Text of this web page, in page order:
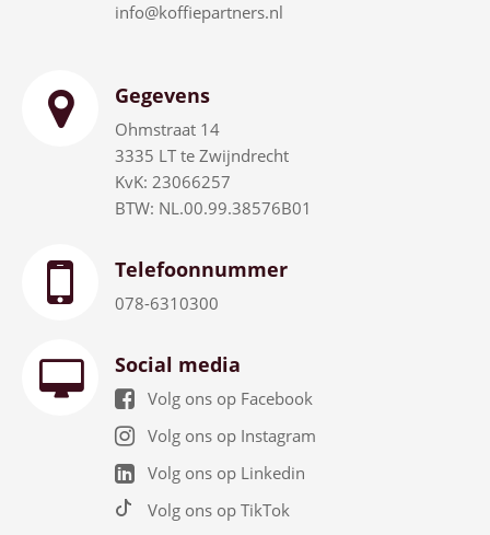
info@koffiepartners.nl
Gegevens
Ohmstraat 14
3335 LT te Zwijndrecht
KvK: 23066257
BTW: NL.00.99.38576B01
Telefoonnummer
078-6310300
Social media
Volg ons op Facebook
Volg ons op Instagram
Volg ons op Linkedin
Volg ons op TikTok